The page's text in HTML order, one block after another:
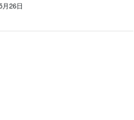
月26日